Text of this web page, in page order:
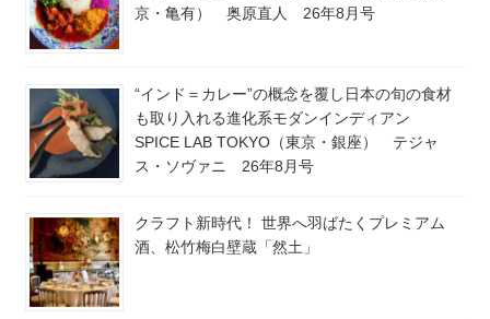
京・亀有） 奥原直人 26年8月号
“インド＝カレー”の概念を覆し日本の旬の食材
も取り入れる進化系モダンインディアン
SPICE LAB TOKYO（東京・銀座） テジャ
ス・ソヴァニ 26年8月号
クラフト新時代！ 世界へ羽ばたくプレミアム
酒、松竹梅白壁蔵「然土」